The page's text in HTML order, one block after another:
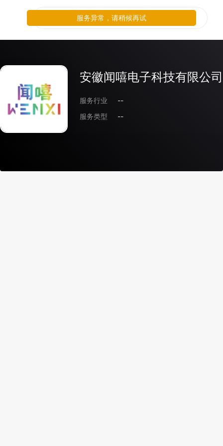
安徽闻嘻电子科技有限公司
服务行业
--
服务类型
--
服务异常，请稍候再试